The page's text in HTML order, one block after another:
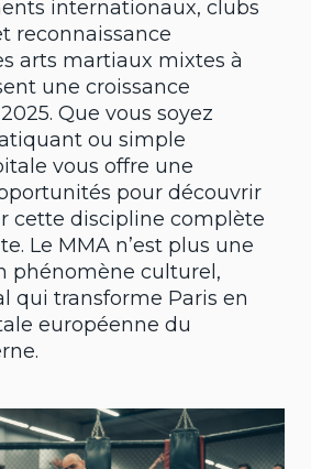
internationaux, clubs
reconnaissance
arts martiaux mixtes à
une croissance
Que vous soyez
ou simple
vous offre une
pour découvrir
cette discipline complète
Le MMA n’est plus une
phénomène culturel,
qui transforme Paris en
européenne du